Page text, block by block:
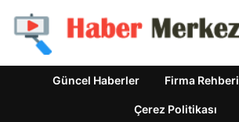
Güncel Haberler Firma Rehberi
Çerez Politikası